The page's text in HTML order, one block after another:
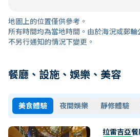
地圖上的位置僅供參考。
所有時間均為當地時間。由於海況或郵
不另行通知的情況下變更。
餐廳、設施、娛樂、美容
美食體驗 夜間娛樂 靜修體驗
拉雷吉亞